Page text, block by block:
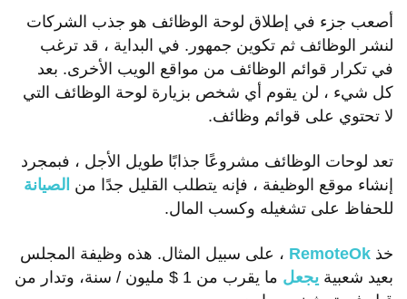
أصعب جزء في إطلاق لوحة الوظائف هو جذب الشركات
لنشر الوظائف ثم تكوين جمهور. في البداية ، قد ترغب
في تكرار قوائم الوظائف من مواقع الويب الأخرى. بعد
كل شيء ، لن يقوم أي شخص بزيارة لوحة الوظائف التي
لا تحتوي على قوائم وظائف.
تعد لوحات الوظائف مشروعًا جذابًا طويل الأجل ، فبمجرد
إنشاء موقع الوظيفة ، فإنه يتطلب القليل جدًا من الصيانة
للحفاظ على تشغيله وكسب المال.
خذRemoteOk ، على سبيل المثال. هذه وظيفة المجلس
بعيد شعبيةيجعل
ما يقرب من 1 $ مليون / سنة، وتدار من